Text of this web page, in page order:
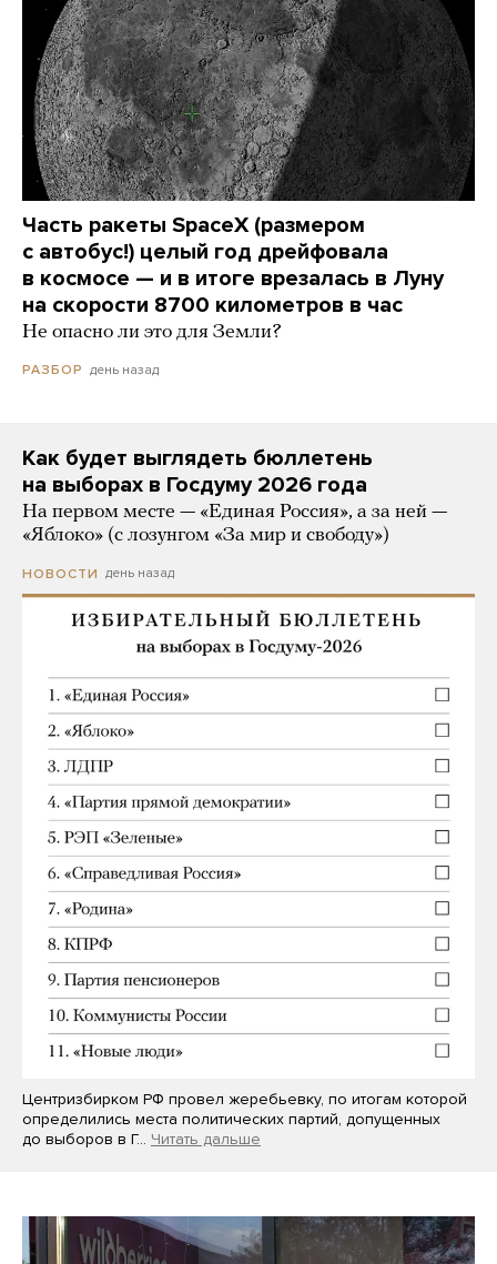
Часть ракеты SpaceX (размером
с автобус!) целый год дрейфовала
в космосе — и в итоге врезалась в Луну
на скорости 8700 километров в час
Не опасно ли это для Земли?
РАЗБОР день назад
Как будет выглядеть бюллетень
на выборах в Госдуму 2026 года
На первом месте — «Единая Россия», а за ней —
«Яблоко» (с лозунгом «За мир и свободу»)
НОВОСТИ день назад
Центризбирком РФ провел жеребьевку, по итогам которой
определились места политических партий, допущенных
до выборов в Г… Читать дальше